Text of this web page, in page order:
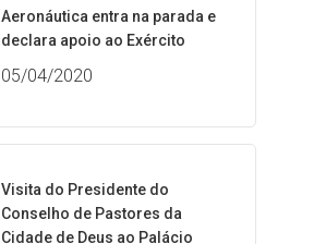
Aeronáutica entra na parada e
declara apoio ao Exército
05/04/2020
Visita do Presidente do
Conselho de Pastores da
Cidade de Deus ao Palácio